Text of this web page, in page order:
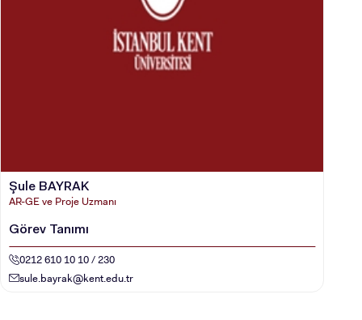
Şule BAYRAK
AR-GE ve Proje Uzmanı
Görev Tanımı
0212 610 10 10 / 230
sule.bayrak@kent.edu.tr